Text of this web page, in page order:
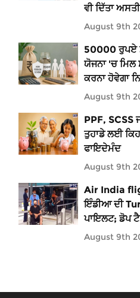
ਵੀ ਦਿੱਤਾ
August 9th
50000 ਰੁਪਏ
ਯੋਜਨਾ 'ਚ ਮਿਲ
ਕਰਨਾ ਹੋਵੇਗਾ
August 9th
PPF, SCSS
ਤੁਹਾਡੇ ਲਈ
ਫਾਇਦੇਮੰਦ
August 9th
Air India
ਇੰਡੀਆ ਦੀ
ਪਾਇਲਟ; ਡੋਪ
August 9th